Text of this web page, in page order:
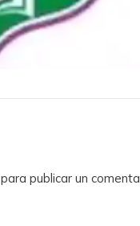
para publicar un